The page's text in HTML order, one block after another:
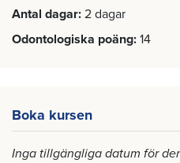
Antal dagar 2 dagar
Odontologiska poäng 14
Boka kursen
Inga tillgängliga datum för